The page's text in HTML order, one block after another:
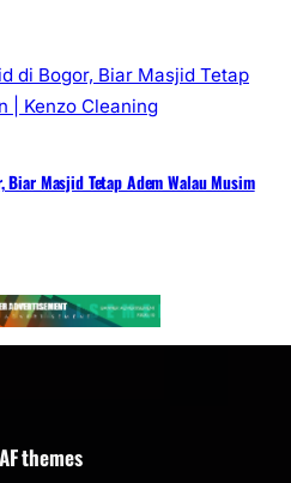
Masjid Tetap Adem Walau Musim
AF themes